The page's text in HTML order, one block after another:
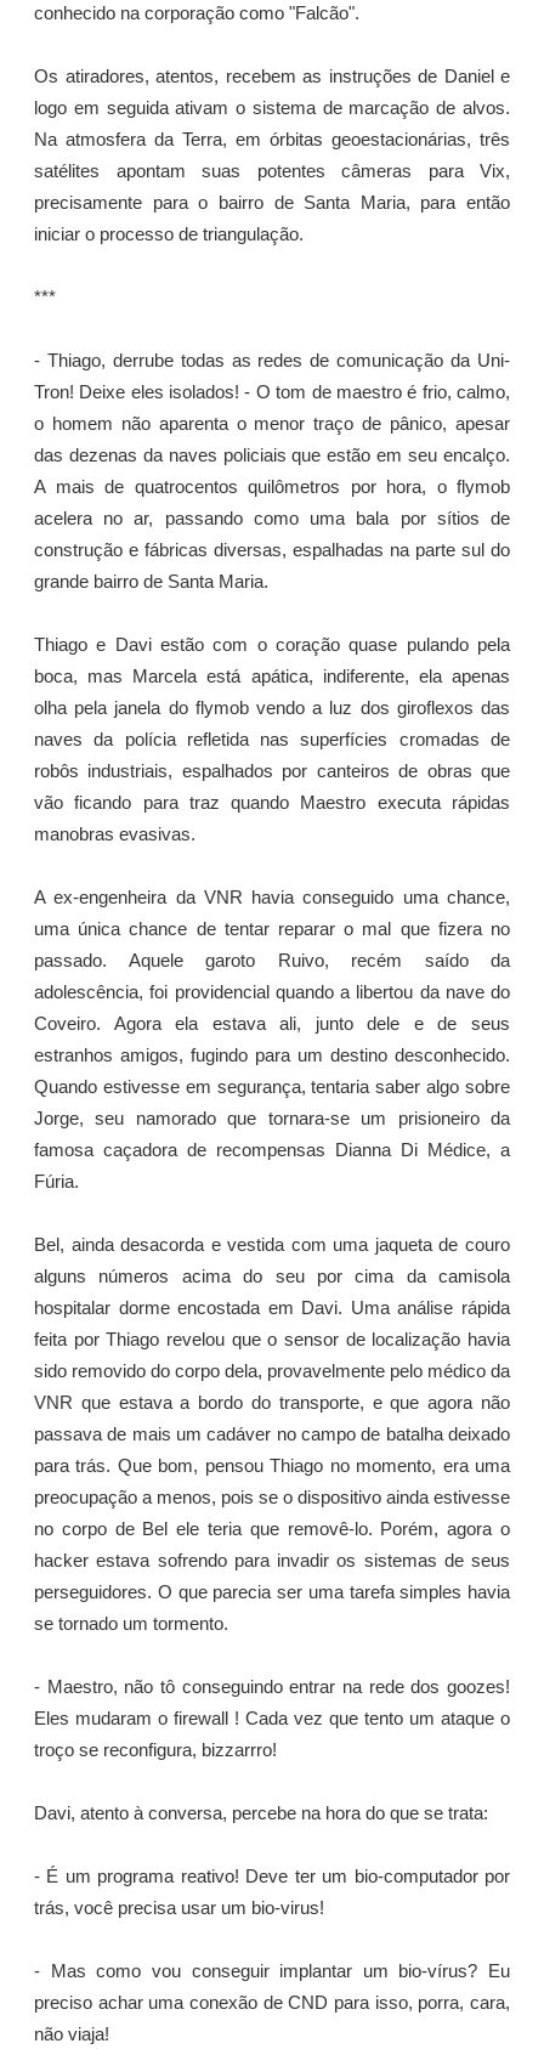
conhecido na corporação como "Falcão".
Os atiradores, atentos, recebem as instruções de Daniel e
logo em seguida ativam o sistema de marcação de alvos.
Na atmosfera da Terra, em órbitas geoestacionárias, três
satélites apontam suas potentes câmeras para Vix,
precisamente para o bairro de Santa Maria, para então
iniciar o processo de triangulação.
***
- Thiago, derrube todas as redes de comunicação da Uni-
Tron! Deixe eles isolados! - O tom de maestro é frio, calmo,
o homem não aparenta o menor traço de pânico, apesar
das dezenas da naves policiais que estão em seu encalço.
A mais de quatrocentos quilômetros por hora, o flymob
acelera no ar, passando como uma bala por sítios de
construção e fábricas diversas, espalhadas na parte sul do
grande bairro de Santa Maria.
Thiago e Davi estão com o coração quase pulando pela
boca, mas Marcela está apática, indiferente, ela apenas
olha pela janela do flymob vendo a luz dos giroflexos das
naves da polícia refletida nas superfícies cromadas de
robôs industriais, espalhados por canteiros de obras que
vão ficando para traz quando Maestro executa rápidas
manobras evasivas.
A ex-engenheira da VNR havia conseguido uma chance,
uma única chance de tentar reparar o mal que fizera no
passado. Aquele garoto Ruivo, recém saído da
adolescência, foi providencial quando a libertou da nave do
Coveiro. Agora ela estava ali, junto dele e de seus
estranhos amigos, fugindo para um destino desconhecido.
Quando estivesse em segurança, tentaria saber algo sobre
Jorge, seu namorado que tornara-se um prisioneiro da
famosa caçadora de recompensas Dianna Di Médice, a
Fúria.
Bel, ainda desacorda e vestida com uma jaqueta de couro
alguns números acima do seu por cima da camisola
hospitalar dorme encostada em Davi. Uma análise rápida
feita por Thiago revelou que o sensor de localização havia
sido removido do corpo dela, provavelmente pelo médico da
VNR que estava a bordo do transporte, e que agora não
passava de mais um cadáver no campo de batalha deixado
para trás. Que bom, pensou Thiago no momento, era uma
preocupação a menos, pois se o dispositivo ainda estivesse
no corpo de Bel ele teria que removê-lo. Porém, agora o
hacker estava sofrendo para invadir os sistemas de seus
perseguidores. O que parecia ser uma tarefa simples havia
se tornado um tormento.
- Maestro, não tô conseguindo entrar na rede dos goozes!
Eles mudaram o firewall ! Cada vez que tento um ataque o
troço se reconfigura, bizzarrro!
Davi, atento à conversa, percebe na hora do que se trata:
- É um programa reativo! Deve ter um bio-computador por
trás, você precisa usar um bio-virus!
- Mas como vou conseguir implantar um bio-vírus? Eu
preciso achar uma conexão de CND para isso, porra, cara,
não viaja!